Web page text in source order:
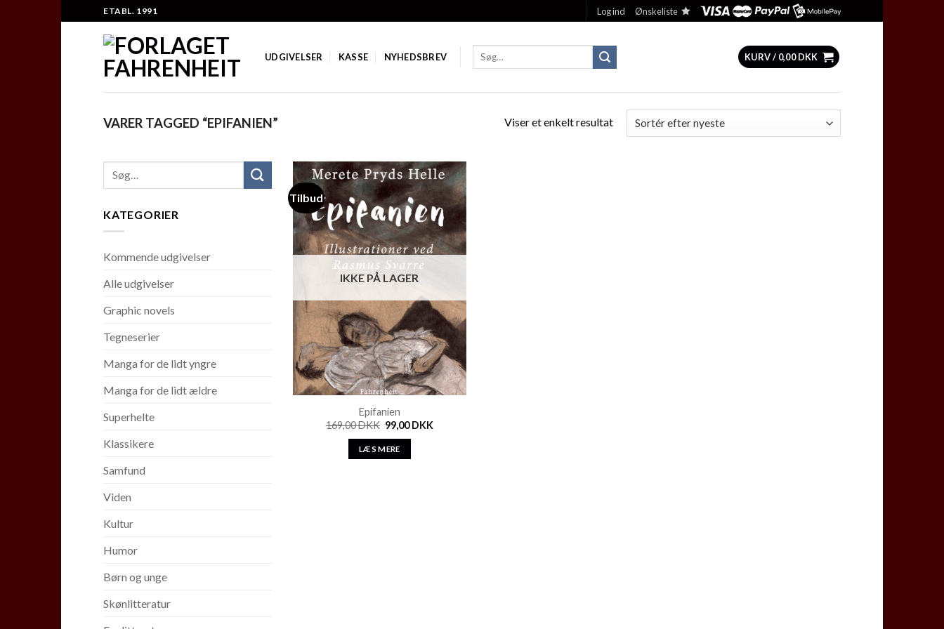
to
ETABL. 1991 Log ind Ønskeliste
UDGIVELSER KASSE NYHEDSBREV KURV / 0,00DKK
VARER TAGGED “EPIFANIEN” Viser et enkelt resultat
KATEGORIER
Kommende udgivelser
Alle udgivelser
Graphic novels
Tegneserier
Manga for de lidt yngre
Manga for de lidt ældre
Superhelte
Klassikere
Samfund
Viden
Kultur
Humor
Børn og unge
Skønlitteratur
Tilbud
Wishlist
IKKE PÅ LAGER
Epifanien
169,00DKK 99,00DKK
LÆS MERE